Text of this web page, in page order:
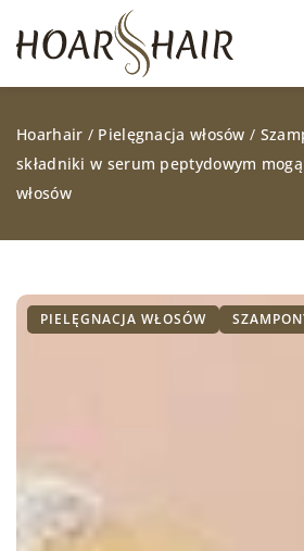
Hoarhair / Pielęgnacja włosów /
składniki w serum peptydowym
włosów
PIELĘGNACJA WŁOSÓW